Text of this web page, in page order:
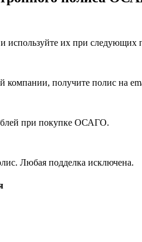
используйте их при следующих
компании, получите полис на
при покупке ОСАГО.
Любая подделка исключена.